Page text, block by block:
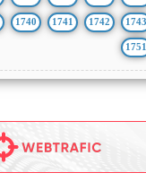
1740 1741 1742 1743
1751